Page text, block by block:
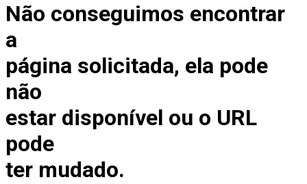
Não conseguimos encontrar
a
página solicitada, ela pode
não
estar disponível ou o URL
pode
ter mudado.